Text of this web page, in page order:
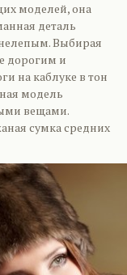
моделей, она
деталь
Выбирая
дорогим и
на каблуке в тон
модель
вещами.
сумка средних